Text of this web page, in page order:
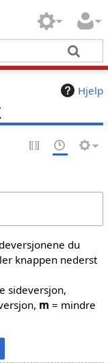
Hjelp
du
knappen nederst
sideversjon,
m = mindre